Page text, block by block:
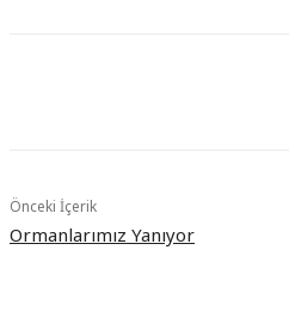
Önceki İçerik
Ormanlarımız Yanıyor